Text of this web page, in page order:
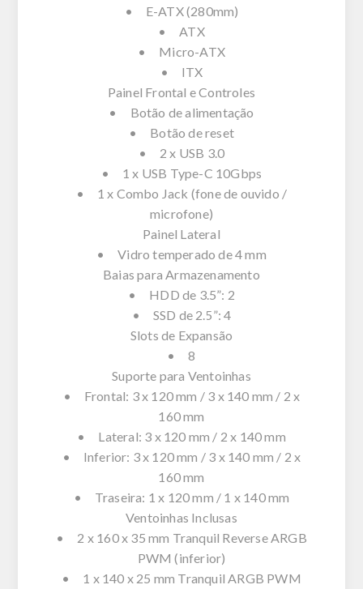
• E-ATX (280mm)
• ATX
• Micro-ATX
• ITX
Painel Frontal e Controles
• Botão de alimentação
• Botão de reset
• 2 x USB 3.0
• 1 x USB Type-C 10Gbps
• 1 x Combo Jack (fone de ouvido /
microfone)
Painel Lateral
• Vidro temperado de 4 mm
Baias para Armazenamento
• HDD de 3.5”: 2
• SSD de 2.5”: 4
Slots de Expansão
• 8
Suporte para Ventoinhas
• Frontal: 3 x 120 mm / 3 x 140 mm / 2 x
160 mm
• Lateral: 3 x 120 mm / 2 x 140 mm
• Inferior: 3 x 120 mm / 3 x 140 mm / 2 x
160 mm
• Traseira: 1 x 120 mm / 1 x 140 mm
Ventoinhas Inclusas
• 2 x 160 x 35 mm Tranquil Reverse ARGB
PWM (inferior)
• 1 x 140 x 25 mm Tranquil ARGB PWM